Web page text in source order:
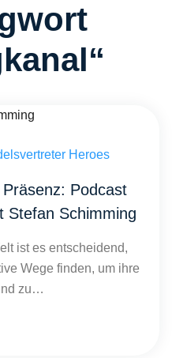
Heroes
Podcast
Stefan Schimming
ist es entscheidend,
Wege finden, um ihre
zu…